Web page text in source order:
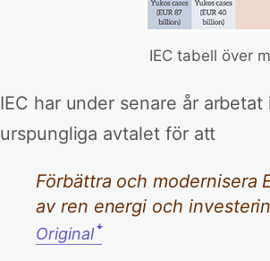
IEC tabell över
IEC har under senare år
urspungliga avtalet för att
Förbättra och modernisera
av ren energi och
Originalꜜ